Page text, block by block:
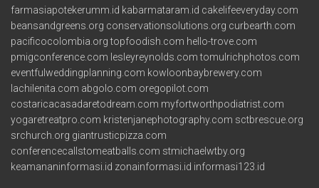
farmasiapotekerumm.id kabarmataram.id cakelifeeveryday.com
beansandgreens.org conservationsolutions.org curbearth.com
pacificocolombia.org topfoodish.com hello-trove.com
pmigconference.com lesleyreynolds.com tomulrichphotos.com
eventfulweddingplanning.com kowloonbaybrewery.com
lachilenita.com abgolo.com oregopilot.com
costaricacasadaretodream.com myfortworthpodiatrist.com
yogaretreatpro.com kristenjanephotography.com sctbrescue.org
srchurch.org giantrusticpizza.com
conferencecallstomeatballs.com stmichaelwtby.org
keamananinformasi.id zonainformasi.id informasi123.id